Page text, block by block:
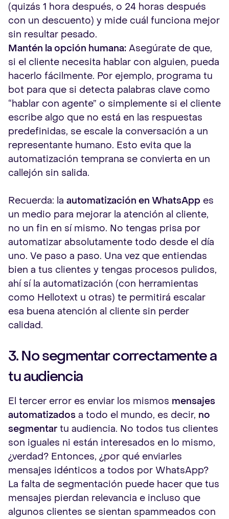
(quizás 1 hora después, o 24 horas después
con un descuento) y mide cuál funciona mejor
sin resultar pesado.
Mantén la opción humana: Asegúrate de que,
si el cliente necesita hablar con alguien, pueda
hacerlo fácilmente. Por ejemplo, programa tu
bot para que si detecta palabras clave como
“hablar con agente” o simplemente si el cliente
escribe algo que no está en las respuestas
predefinidas, se escale la conversación a un
representante humano. Esto evita que la
automatización temprana se convierta en un
callejón sin salida.
Recuerda: la automatización en WhatsApp es
un medio para mejorar la atención al cliente,
no un fin en sí mismo. No tengas prisa por
automatizar absolutamente todo desde el día
uno. Ve paso a paso. Una vez que entiendas
bien a tus clientes y tengas procesos pulidos,
ahí sí la automatización (con herramientas
como Hellotext u otras) te permitirá escalar
esa buena atención al cliente sin perder
calidad.
3. No segmentar correctamente a
tu audiencia
El tercer error es enviar los mismos mensajes
automatizados a todo el mundo, es decir, no
segmentar tu audiencia. No todos tus clientes
son iguales ni están interesados en lo mismo,
¿verdad? Entonces, ¿por qué enviarles
mensajes idénticos a todos por WhatsApp?
La falta de segmentación puede hacer que tus
mensajes pierdan relevancia e incluso que
algunos clientes se sientan spammeados con